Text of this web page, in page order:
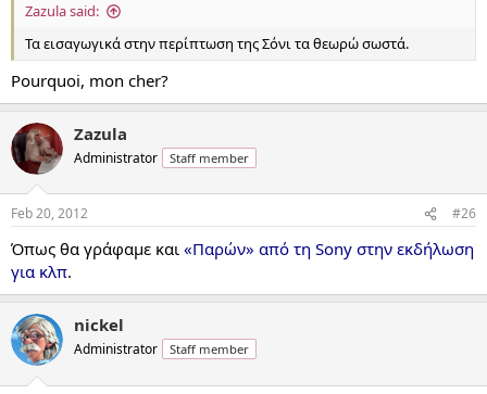
Zazula said:
Τα εισαγωγικά στην περίπτωση της Σόνι τα θεωρώ σωστά.
Pourquoi, mon cher?
Zazula
Administrator Staff member
Feb 20, 2012 #26
Όπως θα γράφαμε και «Παρών» από τη Sony στην εκδήλωση
για κλπ.
nickel
Administrator Staff member